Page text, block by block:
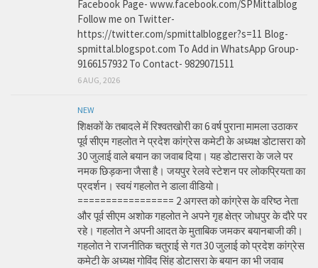
Facebook Page- www.facebook.com/SPMittalblog
Follow me on Twitter-
https://twitter.com/spmittalblogger?s=11 Blog-
spmittal.blogspot.com To Add in WhatsApp Group-
9166157932 To Contact- 9829071511
6 AUG, 2026
NEW
शिक्षकों के तबादले में रिश्वतखोरी का 6 वर्ष पुराना मामला उठाकर
पूर्व सीएम गहलोत ने प्रदेश कांग्रेस कमेटी के अध्यक्ष डोटासरा को
30 जुलाई वाले बयान का जवाब दिया। यह डोटासरा के जले पर
नमक छिड़कना जैसा है। जयपुर रेलवे स्टेशन पर लोकप्रियता का
प्रदर्शन। स्वयं गहलोत ने डाला वीडियो।
================= 2 अगस्त को कांग्रेस के वरिष्ठ नेता
और पूर्व सीएम अशोक गहलोत ने अपने गृह क्षेत्र जोधपुर के दौरे पर
रहे। गहलोत ने अपनी आदत के मुताबिक जमकर बयानबाजी की।
गहलोत ने राजनीतिक चतुराई से गत 30 जुलाई को प्रदेश कांग्रेस
कमेटी के अध्यक्ष गोविंद सिंह डोटासरा के बयान का भी जवाब